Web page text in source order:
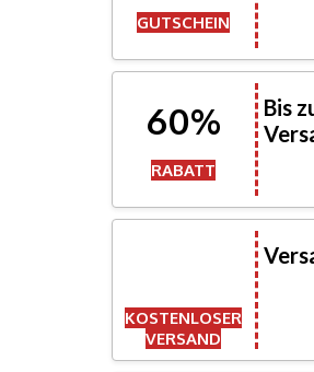
GUTSCHEIN
60%
RABATT
Bis
KOSTENLOSER
VERSAND